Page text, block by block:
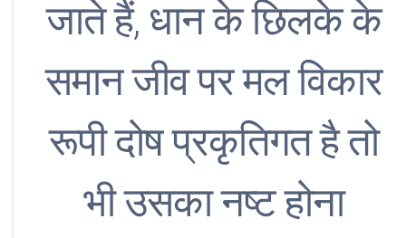
जाते हैं, धान के छिलके के
समान जीव पर मल विकार
रूपी दोष प्रकृतिगत है तो
भी उसका नष्ट होना